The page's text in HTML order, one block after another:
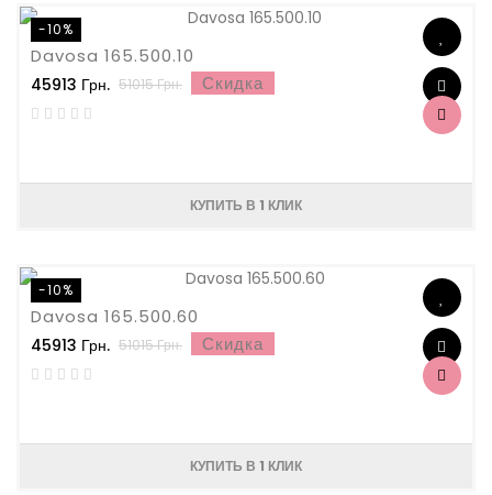
-10%
Davosa 165.500.10
45913 Грн. 51015 Грн. Скидка
КУПИТЬ В 1 КЛИК
-10%
Davosa 165.500.60
45913 Грн. 51015 Грн. Скидка
КУПИТЬ В 1 КЛИК